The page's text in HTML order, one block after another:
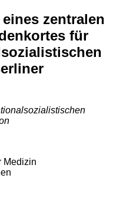
zentralen
für
Medizin